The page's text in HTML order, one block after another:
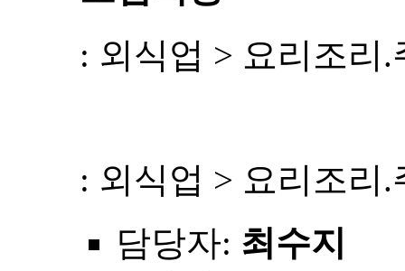
: 외식업 > 요리조리
: 외식업 > 요리조리
담당자: 최수지